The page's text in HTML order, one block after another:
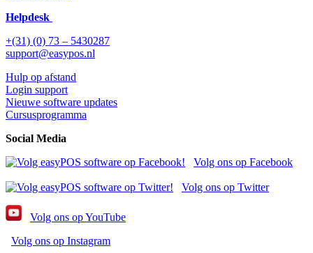
Helpdesk
+(31) (0) 73 – 5430287
support@easypos.nl
Hulp op afstand
Login support
Nieuwe software updates
Cursusprogramma
Social Media
Volg ons op Facebook
Volg ons op Twitter
Volg ons op YouTube
Volg ons op Instagram